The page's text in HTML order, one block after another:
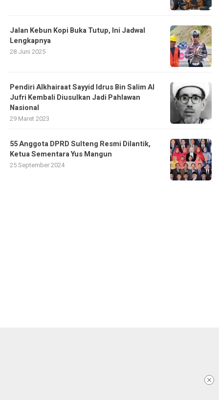
Jalan Kebun Kopi Buka Tutup, Ini Jadwal
Lengkapnya
28 Juni 2025
Pendiri Alkhairaat Sayyid Idrus Bin Salim Al
Jufri Kembali Diusulkan Jadi Pahlawan
Nasional
29 Maret 2023
55 Anggota DPRD Sulteng Resmi Dilantik,
Ketua Sementara Yus Mangun
25 September 2024